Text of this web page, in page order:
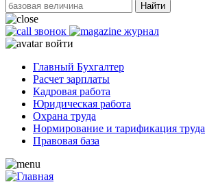
Найти
звонок
журнал
войти
Главный Бухгалтер
Расчет зарплаты
Кадровая работа
Юридическая работа
Охрана труда
Нормирование и тарификация труда
Правовая база